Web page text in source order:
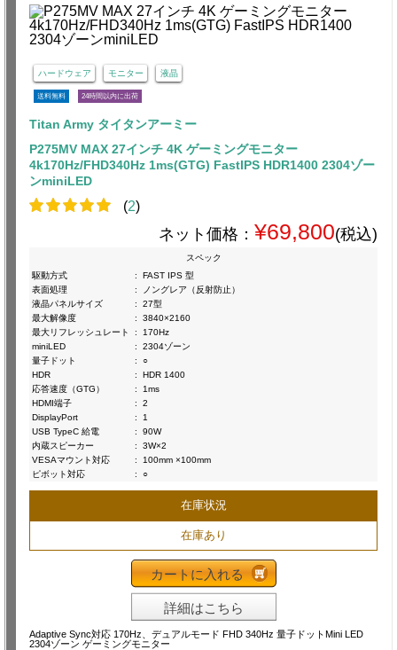
ハードウェア モニター 液晶
送料無料 24時間以内に出荷
Titan Army タイタンアーミー
P275MV MAX 27インチ 4K ゲーミングモニター
4k170Hz/FHD340Hz 1ms(GTG) FastIPS HDR1400 2304ゾー
ンminiLED
(2)
ネット価格： ¥69,800(税込)
スペック
駆動方式
:
FAST IPS 型
表面処理
:
ノングレア（反射防止）
液晶パネルサイズ
:
27型
最大解像度
:
3840×2160
最大リフレッシュレート
:
170Hz
miniLED
:
2304ゾーン
量子ドット
:
○
HDR
:
HDR 1400
応答速度（GTG）
:
1ms
HDMI端子
:
2
DisplayPort
:
1
USB TypeC 給電
:
90W
内蔵スピーカー
:
3W×2
VESAマウント対応
:
100mm ×100mm
ピボット対応
: ○
在庫状況
在庫あり
カートに入れる
詳細はこちら
Adaptive Sync対応 170Hz、デュアルモード FHD 340Hz 量子ドットMini LED
2304ゾーン ゲーミングモニター